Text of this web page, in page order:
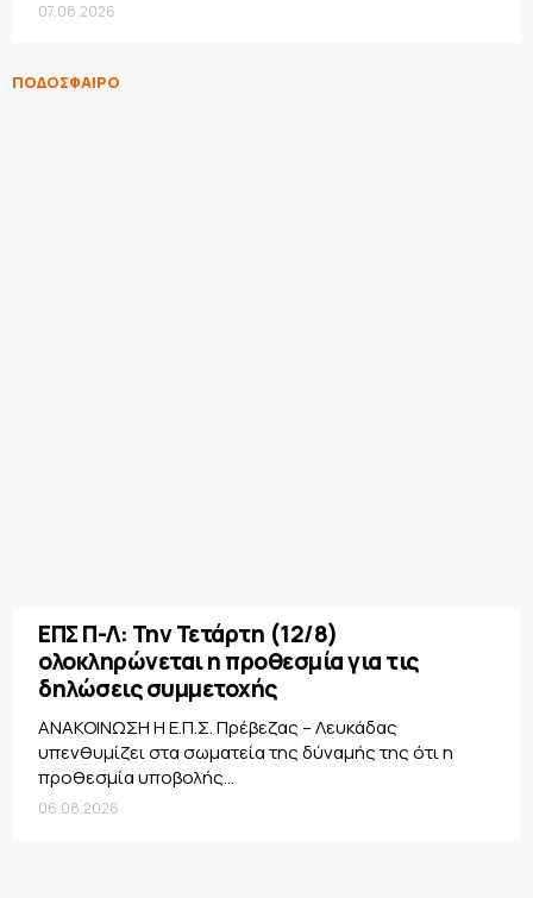
07.08.2026
ΠΟΔΟΣΦΑΙΡΟ
ΕΠΣ Π-Λ: Την Τετάρτη (12/8)
ολοκληρώνεται η προθεσμία για τις
δηλώσεις συμμετοχής
ΑΝΑΚΟΙΝΩΣΗ Η Ε.Π.Σ. Πρέβεζας – Λευκάδας
υπενθυμίζει στα σωματεία της δύναμής της ότι η
προθεσμία υποβολής...
06.08.2026